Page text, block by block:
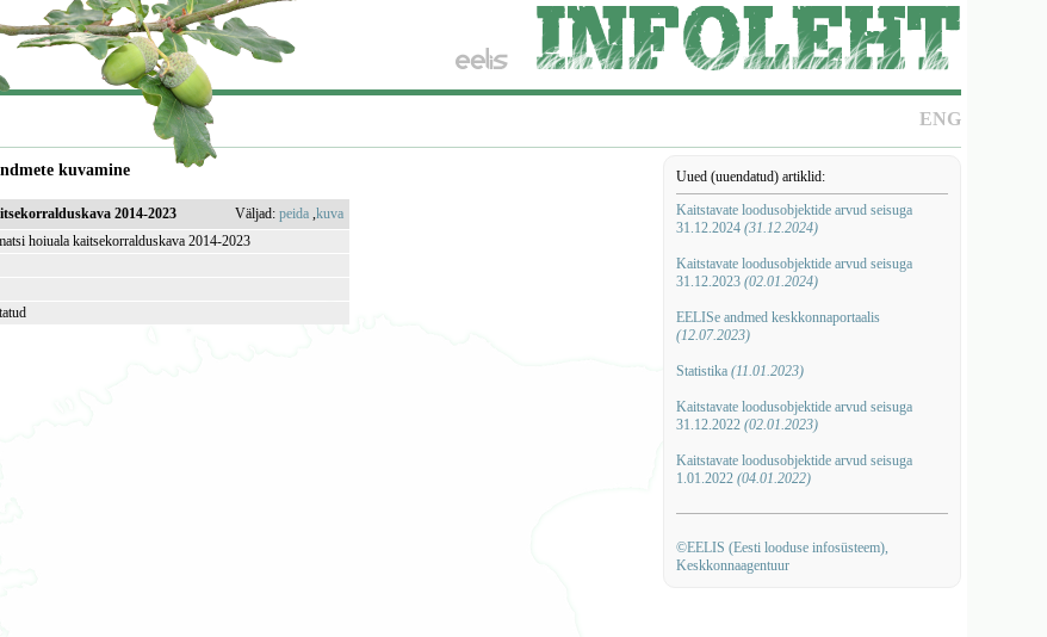
ENG
Uued (uuendatud) artiklid:
Kaitstavate loodusobjektide arvud seisuga
31.12.2024 (31.12.2024)
Kaitstavate loodusobjektide arvud seisuga
31.12.2023 (02.01.2024)
EELISe andmed keskkonnaportaalis
(12.07.2023)
Statistika (11.01.2023)
Kaitstavate loodusobjektide arvud seisuga
31.12.2022 (02.01.2023)
Kaitstavate loodusobjektide arvud seisuga
1.01.2022 (04.01.2022)
©EELIS (Eesti looduse infosüsteem),
Keskkonnaagentuur
kuvamine
2014-2023 Väljad:peida ,kuva
hoiuala kaitsekorralduskava 2014-2023